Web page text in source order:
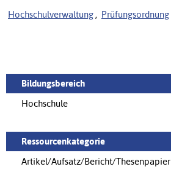
Hochschulverwaltung , Prüfungsordnung
Bildungsbereich
Hochschule
Ressourcenkategorie
Artikel/Aufsatz/Bericht/Thesenpapier